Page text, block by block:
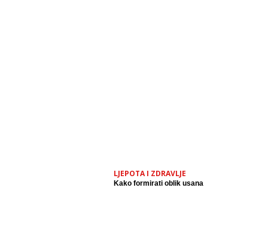
LJEPOTA I ZDRAVLJE
Kako formirati oblik usana